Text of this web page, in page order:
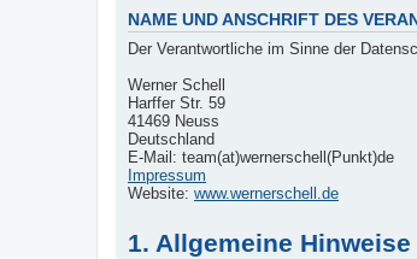
NAME UND ANSCHRIFT DES
Der Verantwortliche im Sinne der
Werner Schell
Harffer Str. 59
41469 Neuss
Deutschland
E-Mail: team(at)wernerschell(Punkt)de
Impressum
Website: www.wernerschell.de
1. Allgemeine